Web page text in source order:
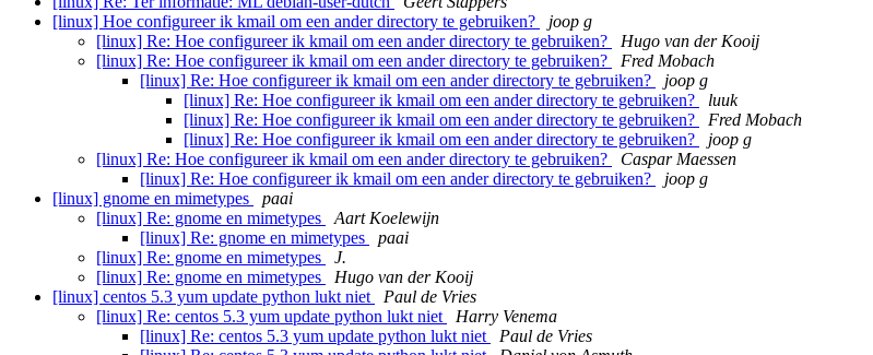
[linux] Hoe configureer ik kmail om een ander directory te gebruiken?
joop g
[linux] Re: Hoe configureer ik kmail om een ander directory te gebruiken?
Hugo van der Kooij
[linux] Re: Hoe configureer ik kmail om een ander directory te gebruiken?
Fred Mobach
[linux] Re: Hoe configureer ik kmail om een ander directory te gebruiken?
joop g
[linux] Re: Hoe configureer ik kmail om een ander directory te gebruiken?
luuk
[linux] Re: Hoe configureer ik kmail om een ander directory te gebruiken?
Fred Mobach
[linux] Re: Hoe configureer ik kmail om een ander directory te gebruiken?
joop g
[linux] Re: Hoe configureer ik kmail om een ander directory te gebruiken?
Caspar Maessen
[linux] Re: Hoe configureer ik kmail om een ander directory te gebruiken?
joop g
[linux] gnome en mimetypes
paai
[linux] Re: gnome en mimetypes
Aart Koelewijn
[linux] Re: gnome en mimetypes
paai
[linux] Re: gnome en mimetypes
J.
[linux] Re: gnome en mimetypes
Hugo van der Kooij
[linux] centos 5.3 yum update python lukt niet
Paul de Vries
[linux] Re: centos 5.3 yum update python lukt niet
Harry Venema
[linux] Re: centos 5.3 yum update python lukt niet
Paul de Vries